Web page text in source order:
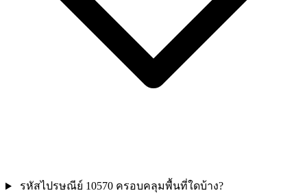
รหัสไปรษณีย์ 10570 ครอบคลุมพื้นที่ใดบ้าง?